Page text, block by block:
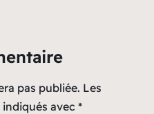
pas publiée. Les
avec *